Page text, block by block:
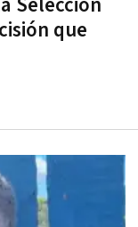
Selección
que